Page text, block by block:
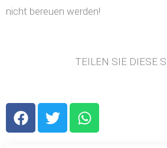
nicht bereuen werden!
TEILEN SIE DIESE
F
a
T
w
W
h